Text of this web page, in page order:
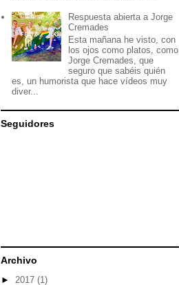
Respuesta abierta a Jorge
Cremades
Esta mañana he visto, con
los ojos como platos, como
Jorge Cremades, que
seguro que sabéis quién
es, un humorista que hace vídeos muy
diver...
Seguidores
Archivo
► 2017 (1)